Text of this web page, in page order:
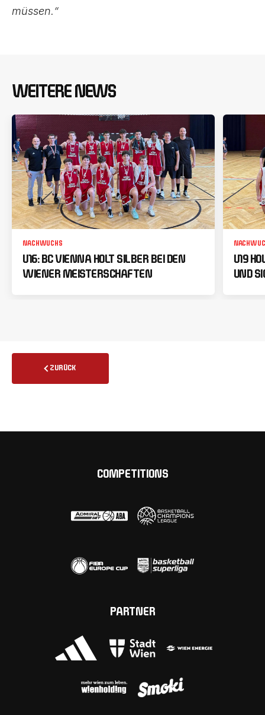
müssen.“
WEITERE NEWS
NACHWUCHS
U16: BC VIENNA HOLT SILBER BEI DEN
WIENER MEISTERSCHAFTEN
U19
UND
ZURÜCK
COMPETITIONS
PARTNER